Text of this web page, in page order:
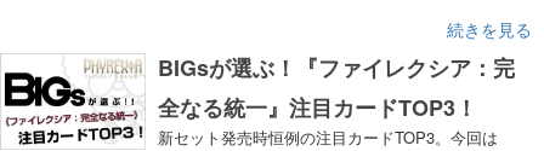
続きを見る
BIGsが選ぶ！『ファイレクシア：完
全なる統一』注目カードTOP3！
新セット発売時恒例の注目カードTOP3。今回は